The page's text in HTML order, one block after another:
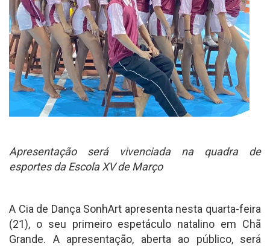
Apresentação será vivenciada na quadra de
esportes da Escola XV de Março
A Cia de Dança SonhArt apresenta nesta quarta-feira
(21), o seu primeiro espetáculo natalino em Chã
Grande. A apresentação, aberta ao público, será